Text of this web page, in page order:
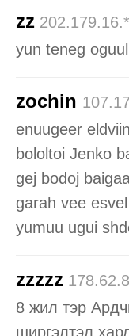
zz 202.179.16.*
yun teneg
zochin
enuugeer
bololtoi Jenko
gej bodoj
garah vee
yumuu ugui
zzzzz
8 жил тэр
ширгэлтэл